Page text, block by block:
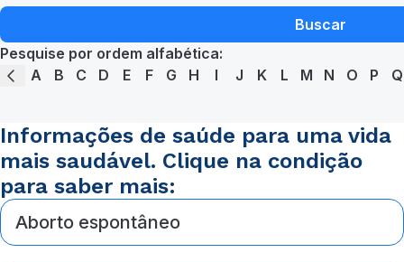
Buscar
Pesquise por ordem alfabética:
A
B C D E F G H I J K L M N O P Q
Informações de saúde para uma vida
mais saudável. Clique na condição
para saber mais:
Aborto espontâneo